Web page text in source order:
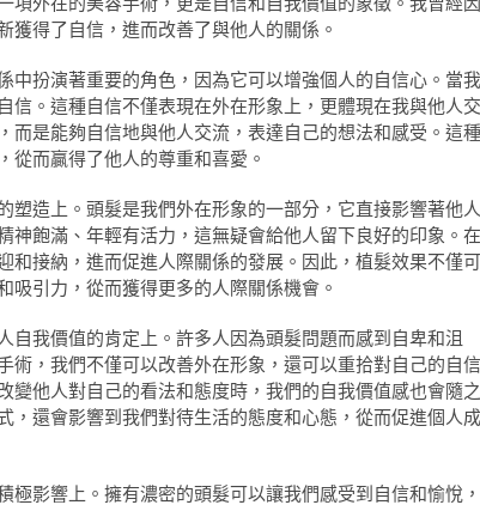
得了自信，進而改善了與他人的關係。
扮演著重要的角色，因為它可以增強個人的自信心。當我
。這種自信不僅表現在外在形象上，更體現在我與他人交
是能夠自信地與他人交流，表達自己的想法和感受。這種
從而贏得了他人的尊重和喜愛。
造上。頭髮是我們外在形象的一部分，它直接影響著他人
飽滿、年輕有活力，這無疑會給他人留下良好的印象。在
接納，進而促進人際關係的發展。因此，植髮效果不僅可
引力，從而獲得更多的人際關係機會。
我價值的肯定上。許多人因為頭髮問題而感到自卑和沮
，我們不僅可以改善外在形象，還可以重拾對自己的自信
他人對自己的看法和態度時，我們的自我價值感也會隨之
還會影響到我們對待生活的態度和心態，從而促進個人成
影響上。擁有濃密的頭髮可以讓我們感受到自信和愉悅，